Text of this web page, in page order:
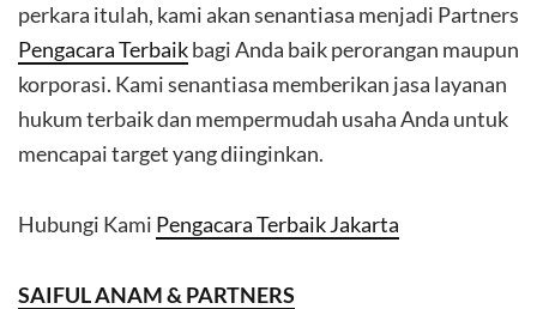
perkara itulah, kami akan senantiasa menjadi Partners
Pengacara Terbaikbagi Anda baik perorangan maupun
korporasi. Kami senantiasa memberikan jasa layanan
hukum terbaik dan mempermudah usaha Anda untuk
mencapai target yang diinginkan.
Hubungi Kami Pengacara Terbaik Jakarta
SAIFUL ANAM & PARTNERS